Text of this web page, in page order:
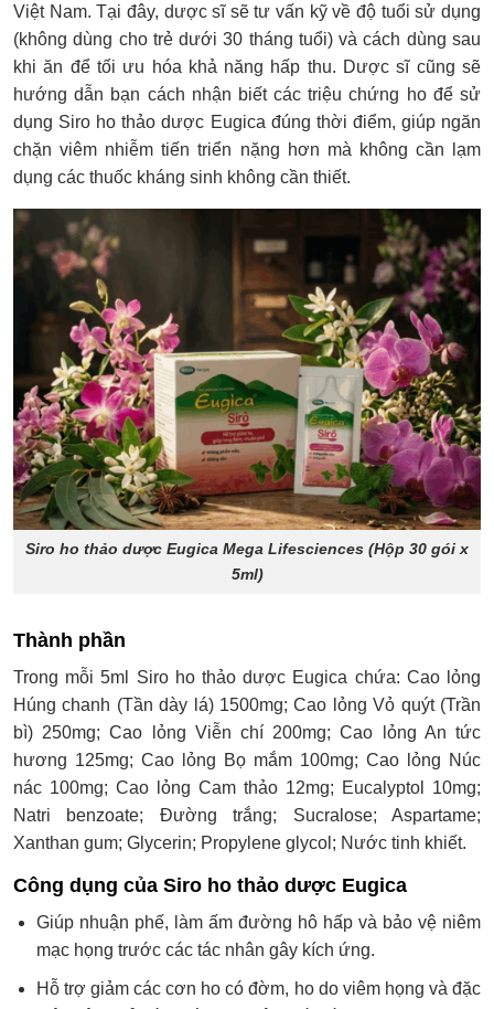
Việt Nam. Tại đây, dược sĩ sẽ tư vấn kỹ về độ tuổi sử dụng
(không dùng cho trẻ dưới 30 tháng tuổi) và cách dùng sau
khi ăn để tối ưu hóa khả năng hấp thu. Dược sĩ cũng sẽ
hướng dẫn bạn cách nhận biết các triệu chứng ho để sử
dụng Siro ho thảo dược Eugica đúng thời điểm, giúp ngăn
chặn viêm nhiễm tiến triển nặng hơn mà không cần lạm
dụng các thuốc kháng sinh không cần thiết.
Siro ho thảo dược Eugica Mega Lifesciences (Hộp 30 gói x
5ml)
Thành phần
Trong mỗi 5ml Siro ho thảo dược Eugica chứa: Cao lỏng
Húng chanh (Tần dày lá) 1500mg; Cao lỏng Vỏ quýt (Trần
bì) 250mg; Cao lỏng Viễn chí 200mg; Cao lỏng An tức
hương 125mg; Cao lỏng Bọ mắm 100mg; Cao lỏng Núc
nác 100mg; Cao lỏng Cam thảo 12mg; Eucalyptol 10mg;
Natri benzoate; Đường trắng; Sucralose; Aspartame;
Xanthan gum; Glycerin; Propylene glycol; Nước tinh khiết.
Công dụng của Siro ho thảo dược Eugica
Giúp nhuận phế, làm ấm đường hô hấp và bảo vệ niêm
mạc họng trước các tác nhân gây kích ứng.
Hỗ trợ giảm các cơn ho có đờm, ho do viêm họng và đặc